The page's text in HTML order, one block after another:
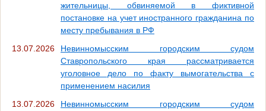
жительницы, обвиняемой в фиктивной
постановке на учет иностранного гражданина по
месту пребывания в РФ
13.07.2026
Невинномысским городским судом
Ставропольского края рассматривается
уголовное дело по факту вымогательства с
применением насилия
13.07.2026
Невинномысским городским судом